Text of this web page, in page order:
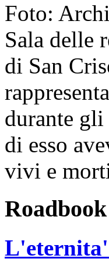
Foto:
Sala delle
di San
durante gli
di esso
vivi e